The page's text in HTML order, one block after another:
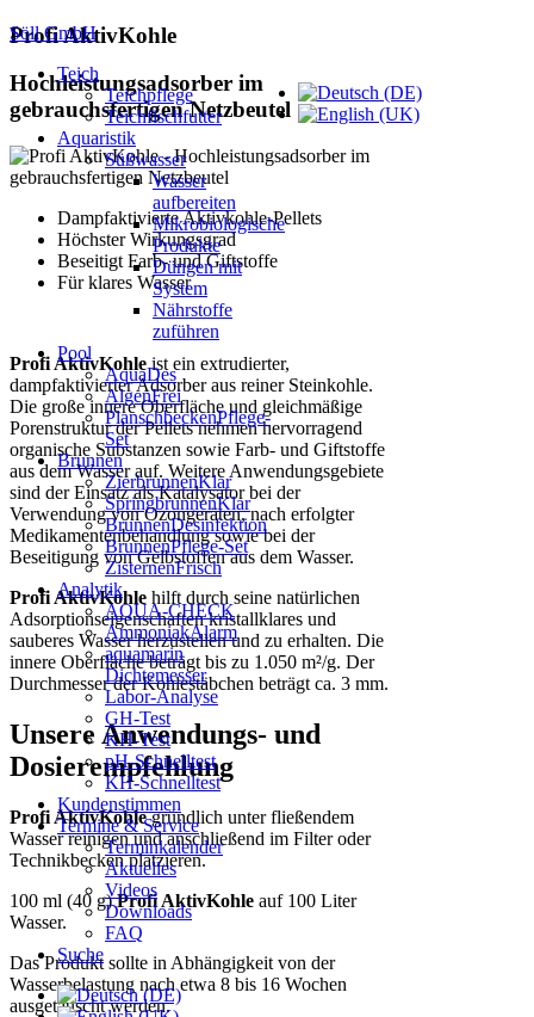
Söll GmbH
Teich
Teichpflege
Teichfischfutter
Aquaristik
Süßwasser
Wasser
aufbereiten
Mikrobiologische
Produkte
Düngen mit
System
Nährstoffe
zuführen
Pool
AquaDes
AlgenFrei
PlanschbeckenPflege-
Set
Brunnen
ZierbrunnenKlar
SpringbrunnenKlar
BrunnenDesinfektion
BrunnenPflege-Set
ZisternenFrisch
Analytik
AQUA-CHECK
AmmoniakAlarm
aquamarin
Dichtemesser
Labor-Analyse
GH-Test
KH-Test
pH-Schnelltest
KH-Schnelltest
Kundenstimmen
Termine & Service
Terminkalender
Aktuelles
Videos
Downloads
FAQ
Suche
Profi AktivKohle
Hochleistungsadsorber im
gebrauchsfertigen Netzbeutel
Dampfaktivierte Aktivkohle-Pellets
Höchster Wirkungsgrad
Beseitigt Farb- und Giftstoffe
Für klares Wasser
Profi AktivKohleist ein extrudierter,
dampfaktivierter Adsorber aus reiner Steinkohle.
Die große innere Oberfläche und gleichmäßige
Porenstruktur der Pellets nehmen hervorragend
organische Substanzen sowie Farb- und Giftstoffe
aus dem Wasser auf. Weitere Anwendungsgebiete
sind der Einsatz als Katalysator bei der
Verwendung von Ozongeräten, nach erfolgter
Medikamentenbehandlung sowie bei der
Beseitigung von Gelbstoffen aus dem Wasser.
Profi AktivKohle hilft durch seine natürlichen
Adsorptionseigenschaften kristallklares und
sauberes Wasser herzustellen und zu erhalten. Die
innere Oberfläche beträgt bis zu 1.050 m²/g. Der
Durchmesser der Kohlestäbchen beträgt ca. 3 mm.
Unsere Anwendungs- und
Dosierempfehlung
Profi AktivKohlegründlich unter fließendem
Wasser reinigen und anschließend im Filter oder
Technikbecken platzieren.
100 ml (40 g)Profi AktivKohle auf 100 Liter
Wasser.
Das Produkt sollte in Abhängigkeit von der
Wasserbelastung nach etwa 8 bis 16 Wochen
ausgetauscht werden.